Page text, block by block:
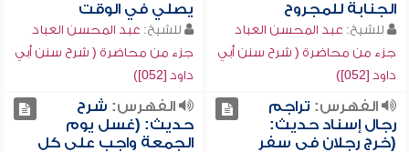
الجنابة للمجروح
للشيخ: عبد المحسن العباد
جزء من محاضرة ( شرح سنن أبي
داود [052])
يصلي في الوقت
للشيخ: عبد المحسن العباد
جزء من محاضرة ( شرح سنن أبي
داود [052])
الفهرس: تراجم
رجال إسناد حديث:
(خرج رجلان في سفر
الفهرس: شرح
حديث: (غسل يوم
الجمعة واجب على كل